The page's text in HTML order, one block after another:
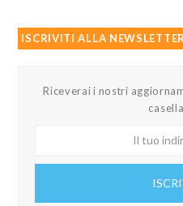
ISCRIVITI ALLA NEWSLETTER
Riceverai i nostri